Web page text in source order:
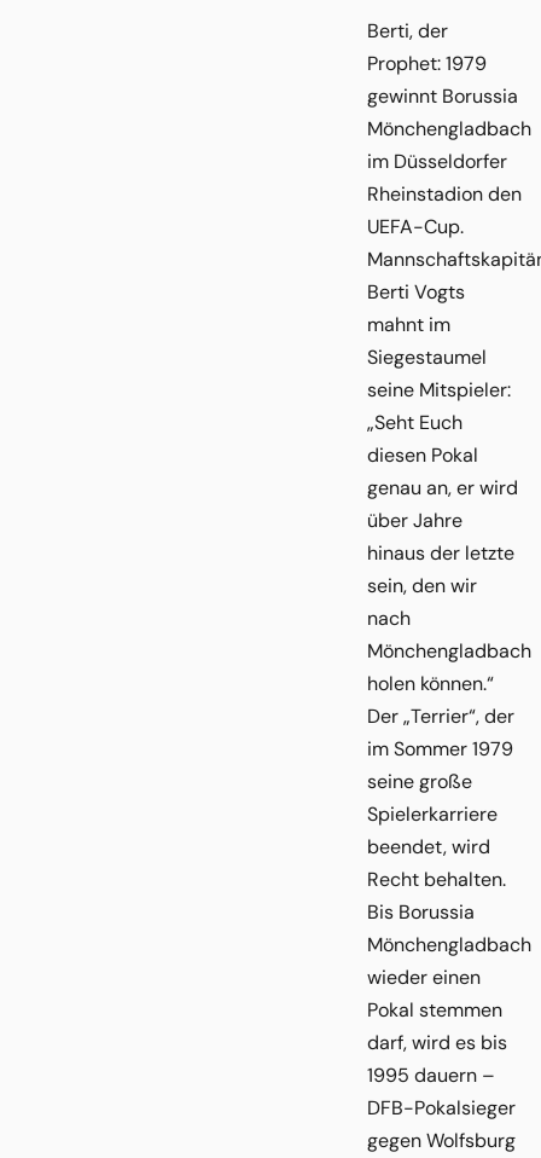
Berti, der
Prophet: 1979
gewinnt Borussia
Mönchengladbach
im Düsseldorfer
Rheinstadion den
UEFA-Cup.
Berti Vogts
mahnt im
Siegestaumel
seine Mitspieler:
„Seht Euch
diesen Pokal
genau an, er wird
über Jahre
hinaus der letzte
sein, den wir
nach
Mönchengladbach
holen können.“
Der „Terrier“, der
im Sommer 1979
seine große
Spielerkarriere
beendet, wird
Recht behalten.
Bis Borussia
Mönchengladbach
wieder einen
Pokal stemmen
darf, wird es bis
1995 dauern –
DFB-Pokalsieger
gegen Wolfsburg